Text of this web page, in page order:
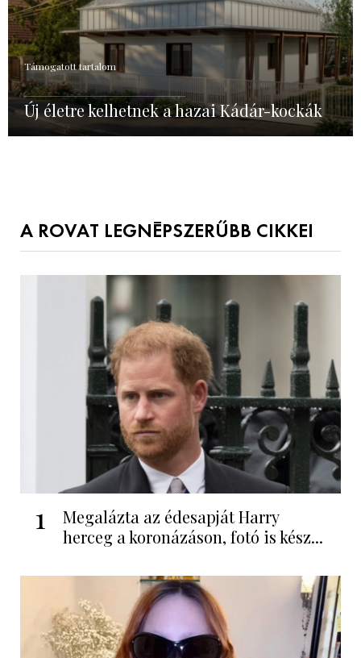
Támogatott tartalom
Új életre kelhetnek a hazai Kádár-kockák
A ROVAT LEGNÉPSZERŰBB CIKKEI
1
Megalázta az édesapját Harry
herceg a koronázáson, fotó is kész...